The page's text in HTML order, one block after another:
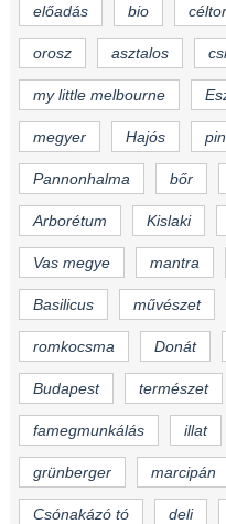
előadás bio
orosz asztalos
my little melbourne
megyer Hajós
Pannonhalma bőr
Arborétum Kislaki
Vas megye mantra
Basilicus művészet
romkocsma Donát
Budapest természet
famegmunkálás illat
grünberger marcipán
Csónakázó tó deli